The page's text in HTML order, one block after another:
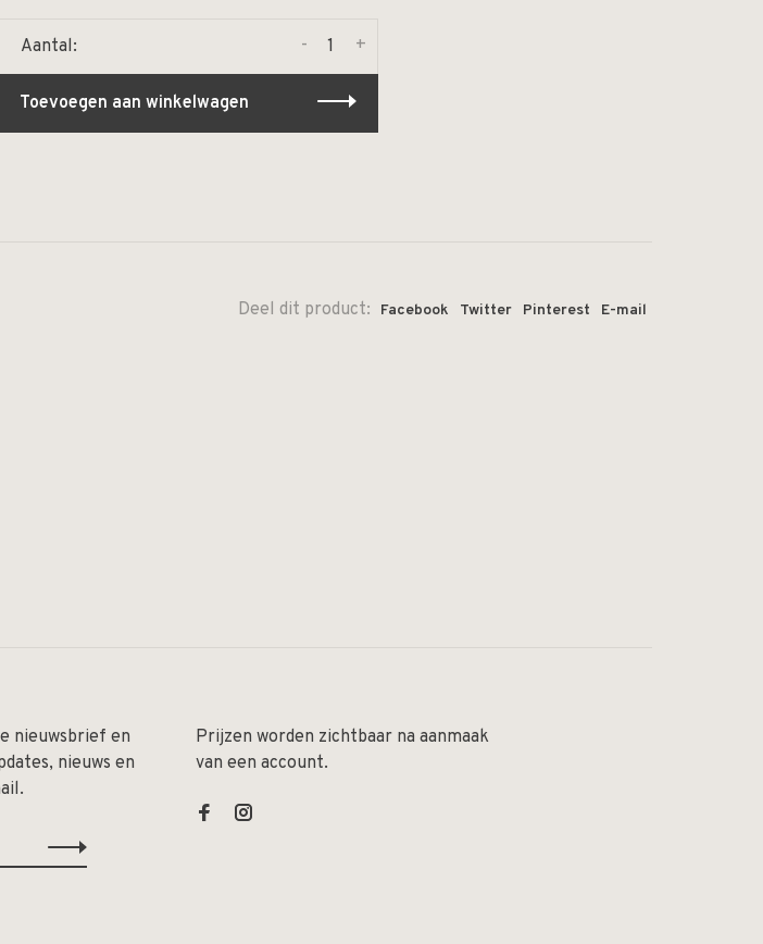
Aantal: +
-
Toevoegen aan winkelwagen
Deel dit product: Facebook Twitter Pinterest E-mail
nieuwsbrief en
nieuws en
Prijzen worden zichtbaar na aanmaak
van een account.